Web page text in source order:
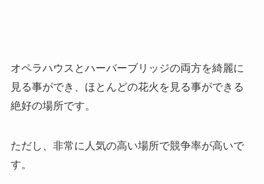
オペラハウスとハーバーブリッジの両方を綺麗に
見る事ができ、ほとんどの花火を見る事ができる
絶好の場所です。
ただし、非常に人気の高い場所で競争率が高いで
す。